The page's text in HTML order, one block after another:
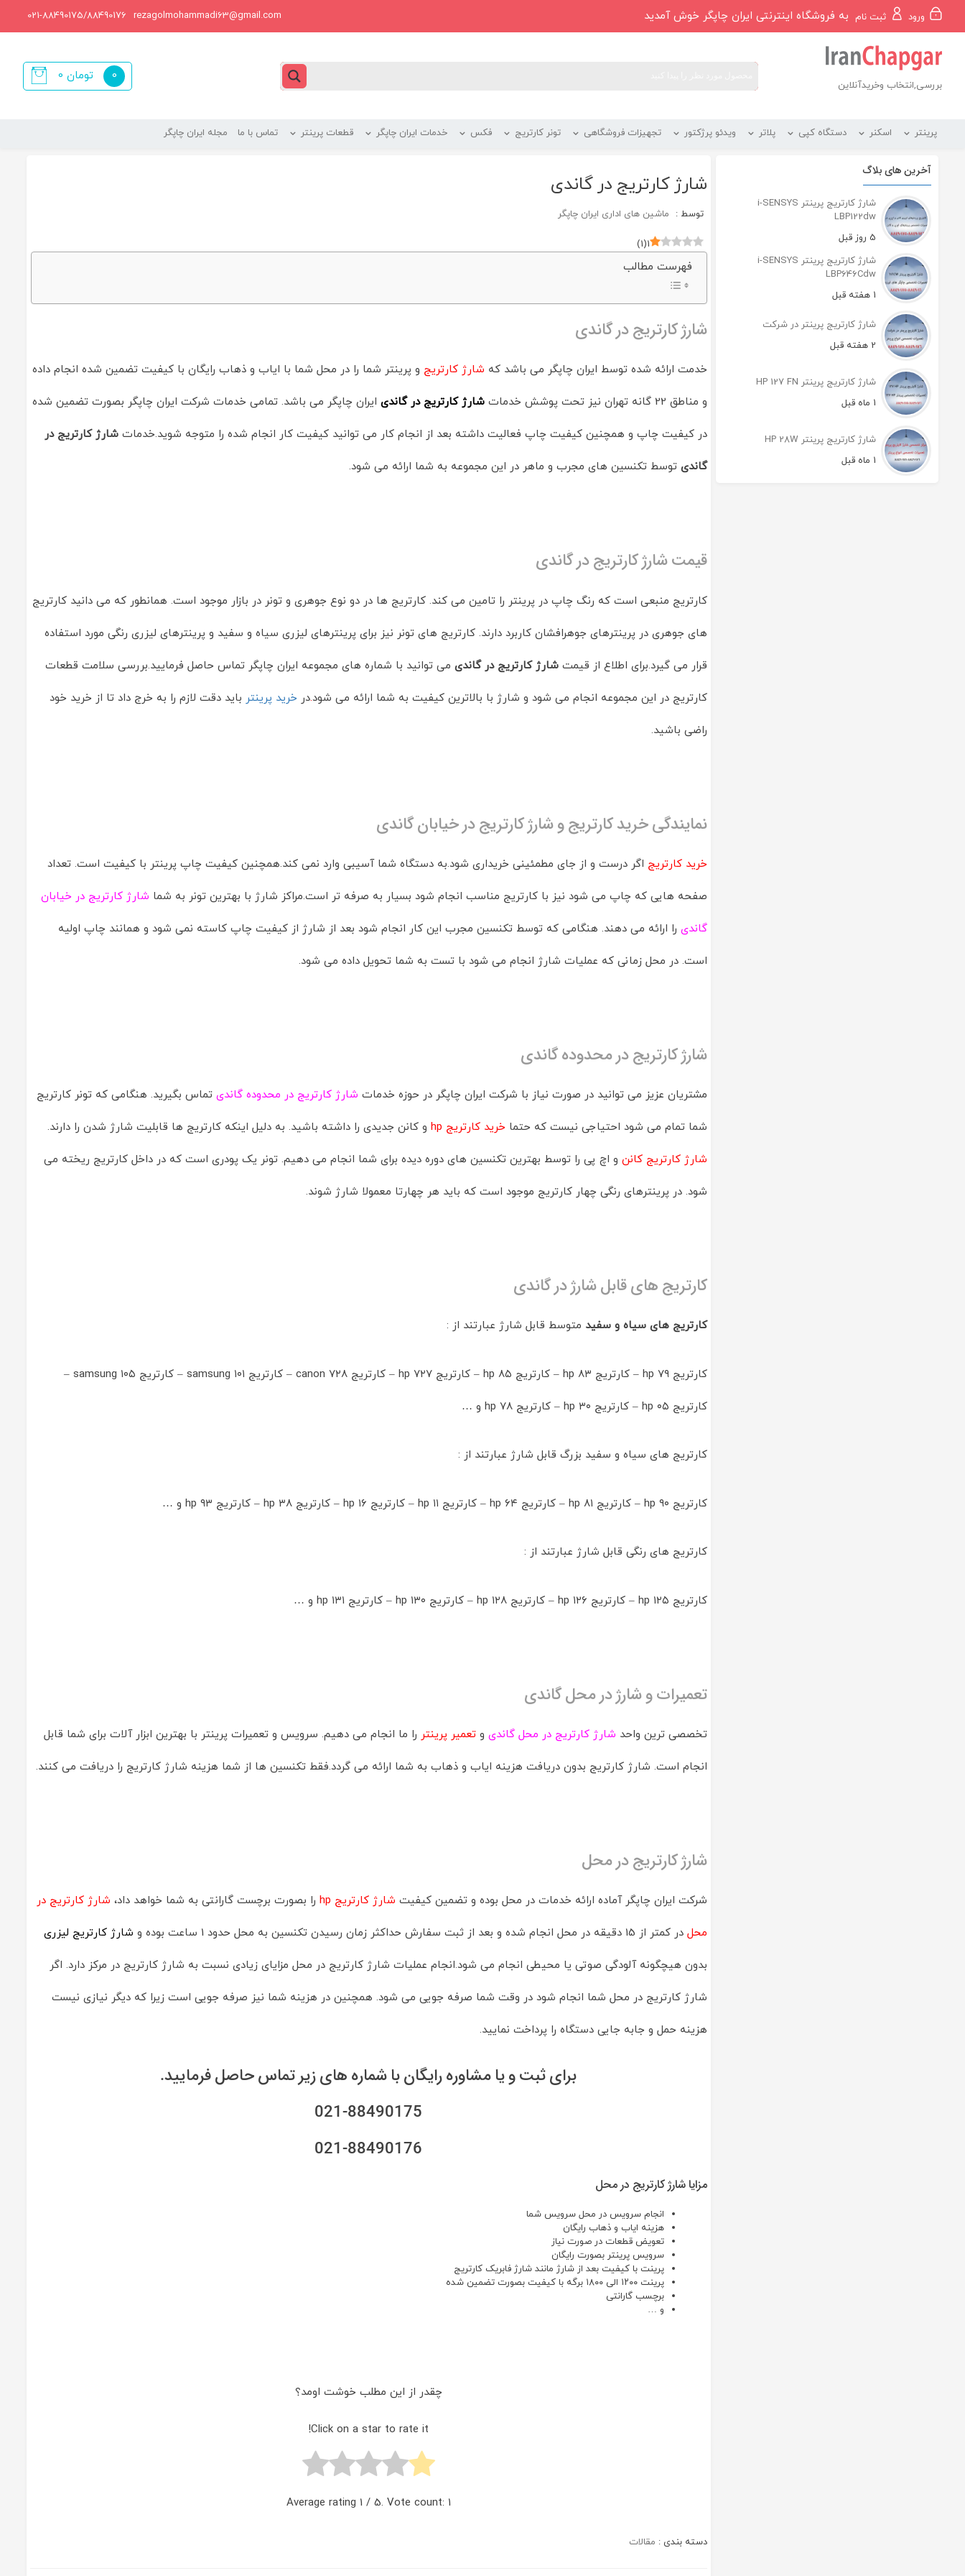
محتوا
ورود ثبت نام به فروشگاه اینترنتی ایران چاپگر خوش آمدید rezagolmohammadi63@gmail.com
021-88490175/88490176
بررسی,انتخاب وخریدآنلاین
0 تومان
0
پرینتر اسکنر دستگاه کپی پلاتر ویدئو پرژکتور تجهیزات فروشگاهی تونر کارتریج فکس خدمات ایران چاپگر قطعات پرینتر تماس با ما مجله ایران چاپگر
شارژ کارتریج در گاندی
توسط : ماشین های اداری ایران چاپگر
1
(
1
)
فهرست مطالب
شارژ کارتریج در گاندی
خدمت ارائه شده توسط ایران چاپگر می باشد که شارژ کارتریج و پرینتر شما را در محل شما با ایاب و ذهاب رایگان با کیفیت تضمین شده انجام داده
و مناطق 22 گانه تهران نیز تحت پوشش خدمات شارژ کارتریج در گاندی ایران چاپگر می باشد. تمامی خدمات شرکت ایران چاپگر بصورت تضمین شده
در کیفیت چاپ و همچنین کیفیت چاپ فعالیت داشته بعد از انجام کار می توانید کیفیت کار انجام شده را متوجه شوید.خدماتشارژ کارتریج در
گاندی توسط تکنسین های مجرب و ماهر در این مجموعه به شما ارائه می شود.
قیمت شارژ کارتریج در گاندی
کارتریج منبعی است که رنگ چاپ در پرینتر را تامین می کند. کارتریج ها در دو نوع جوهری و تونر در بازار موجود است. همانطور که می دانید کارتریج
های جوهری در پرینترهای جوهرافشان کاربرد دارند. کارتریج های تونر نیز برای پرینترهای لیزری سیاه و سفید و پرینترهای لیزری رنگی مورد استفاده
قرار می گیرد.برای اطلاع از قیمتشارژ کارتریج در گاندی می توانید با شماره های مجموعه ایران چاپگر تماس حاصل فرمایید.بررسی سلامت قطعات
کارتریج در این مجموعه انجام می شود و شارژ با بالاترین کیفیت به شما ارائه می شود.در خرید پرینتر باید دقت لازم را به خرج داد تا از خرید خود
راضی باشید.
نمایندگی خرید کارتریج و شارژ کارتریج در خیابان گاندی
خرید کارتریج اگر درست و از جای مطمئینی خریداری شود.به دستگاه شما آسیبی وارد نمی کند.همچنین کیفیت چاپ پرینتر با کیفیت است. تعداد
صفحه هایی که چاپ می شود نیز با کارتریج مناسب انجام شود بسیار به صرفه تر است.مراکز شارژ با بهترین تونر به شما شارژ کارتریج در خیابان
گاندی را ارائه می دهند. هنگامی که توسط تکنسین مجرب این کار انجام شود بعد از شارژ از کیفیت چاپ کاسته نمی شود و همانند چاپ اولیه
است. در محل زمانی که عملیات شارژ انجام می شود با تست به شما تحویل داده می شود.
شارژ کارتریج در محدوده گاندی
مشتریان عزیز می توانید در صورت نیاز با شرکت ایران چاپگر در حوزه خدمات شارژ کارتریج در محدوده گاندی تماس بگیرید. هنگامی که تونر کارتریج
شما تمام می شود احتیاجی نیست که حتماخرید کارتریج hp و کانن جدیدی را داشته باشید. به دلیل اینکه کارتریج ها قابلیت شارژ شدن را دارند.
شارژ کارتریج کانن و اچ پی را توسط بهترین تکنسین های دوره دیده برای شما انجام می دهیم. تونر یک پودری است که در داخل کارتریج ریخته می
شود. در پرینترهای رنگی چهار کارتریج موجود است که باید هر چهارتا معمولا شارژ شوند.
کارتریج های قابل شارژ در گاندی
کارتریج های سیاه و سفید متوسط قابل شارژ عبارتند از :
کارتریج hp ۷۹ – کارتریج hp ۸۳ – کارتریج hp ۸۵ – کارتریج hp ۷۲۷ – کارتریج canon ۷۲۸ – کارتریج samsung ۱۰۱ – کارتریج samsung ۱۰۵ –
کارتریج hp ۰۵ – کارتریج hp ۳۰ – کارتریج hp ۷۸ و …
کارتریج های سیاه و سفید بزرگ قابل شارژ عبارتند از :
کارتریج hp ۹۰ – کارتریج hp ۸۱ – کارتریج hp ۶۴ – کارتریج hp ۱۱ – کارتریج hp ۱۶ – کارتریج hp ۳۸ – کارتریج hp ۹۳ و …
کارتریج های رنگی قابل شارژ عبارتند از :
کارتریج hp ۱۲۵ – کارتریج hp ۱۲۶ – کارتریج hp ۱۲۸ – کارتریج hp ۱۳۰ – کارتریج hp ۱۳۱ و …
تعمیرات و شارژ در محل گاندی
تخصصی ترین واحد شارژ کارتریج در محل گاندی وتعمیر پرینتر را ما انجام می دهیم. سرویس و تعمیرات پرینتر با بهترین ابزار آلات برای شما قابل
انجام است. شارژ کارتریج بدون دریافت هزینه ایاب و ذهاب به شما ارائه می گردد.فقط تکنسین ها از شما هزینه شارژ کارتریج را دریافت می کنند.
شارژ کارتریج در محل
شرکت ایران چاپگر آماده ارائه خدمات در محل بوده و تضمین کیفیت شارژ کارتریج hp را بصورت برچست گارانتی به شما خواهد داد، شارژ کارتریج در
محل در کمتر از 15 دقیقه در محل انجام شده و بعد از ثبت سفارش حداکثر زمان رسیدن تکنسین به محل حدود 1 ساعت بوده و شارژ کارتریج لیزری
بدون هیچگونه آلودگی صوتی یا محیطی انجام می شود.انجام عملیات شارژ کارتریج در محل مزایای زیادی نسبت به شارژ کارتریج در مرکز دارد. اگر
شارژ کارتریج در محل شما انجام شود در وقت شما صرفه جویی می شود. همچنین در هزینه شما نیز صرفه جویی است زیرا که دیگر نیازی نیست
هزینه حمل و جابه جایی دستگاه را پرداخت نمایید.
برای ثبت و یا مشاوره رایگان با شماره های زیر تماس حاصل فرمایید.
021-88490175
021-88490176
مزایا شارژ کارتریج در محل
انجام سرویس در محل سرویس شما
هزینه ایاب و ذهاب رایگان
تعویض قطعات در صورت نیاز
سرویس پرینتر بصورت رایگان
پرینت با کیفیت بعد از شارژ مانند شارژ فابریک کارتریج
پرینت ۱۲۰۰ الی ۱۸۰۰ برگه با کیفیت بصورت تضمین شده
برچسب گارانتی
و …
چقدر از این مطلب خوشت اومد؟
Click on a star to rate it!
Average rating 1 / 5. Vote count: 1
دسته بندی : مقالات
آخرین های بلاگ
شارژ کارتریج پرینتر i-SENSYS
LBP122dw
5 روز قبل
شارژ کارتریج پرینتر i-SENSYS
LBP646Cdw
1 هفته قبل
شارژ کارتریج پرینتر در شرکت
2 هفته قبل
شارژ کارتریج پرینتر HP 127 FN
1 ماه قبل
شارژ کارتریج پرینتر HP 28W
1 ماه قبل